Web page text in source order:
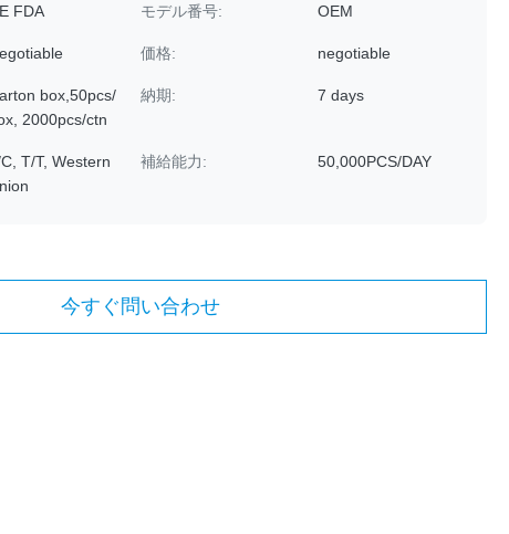
FDA モデル番号: OEM
価格: negotiable
box,50pcs/
2000pcs/ctn
納期: 7 days
T/T, Western
補給能力: 50,000PCS/DAY
今すぐ問い合わせ